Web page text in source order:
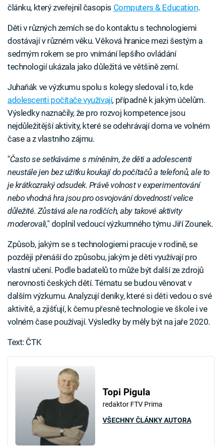
článku, který zveřejnil časopis Computers & Education.
Děti v různých zemích se do kontaktu s technologiemi
dostávají v různém věku. Věková hranice mezi šestým a
sedmým rokem se pro vnímání lepšího ovládání
technologií ukázala jako důležitá ve většině zemí.
Juhaňák ve výzkumu spolu s kolegy sledoval i to, kde
adolescenti počítače využívají, případně k jakým účelům.
Výsledky naznačily, že pro rozvoj kompetence jsou
nejdůležitější aktivity, které se odehrávají doma ve volném
čase a z vlastního zájmu.
"Často se setkáváme s míněním, že děti a adolescenti
neustále jen bez užitku koukají do počítačů a telefonů, ale to
je krátkozraký odsudek. Právě volnost v experimentování
nebo vhodná hra jsou pro osvojování dovedností velice
důležité. Zůstává ale na rodičích, aby takové aktivity
moderovali," doplnil vedoucí výzkumného týmu Jiří Zounek.
Způsob, jakým se s technologiemi pracuje v rodině, se
později přenáší do způsobu, jakým je děti využívají pro
vlastní učení. Podle badatelů to může být další ze zdrojů
nerovnosti českých dětí. Tématu se budou věnovat v
dalším výzkumu. Analyzují deníky, které si děti vedou o své
aktivitě, a zjišťují, k čemu přesně technologie ve škole i ve
volném čase používají. Výsledky by měly být na jaře 2020.
Text: ČTK
Topi Pigula
redaktor FTV Prima
VŠECHNY ČLÁNKY AUTORA